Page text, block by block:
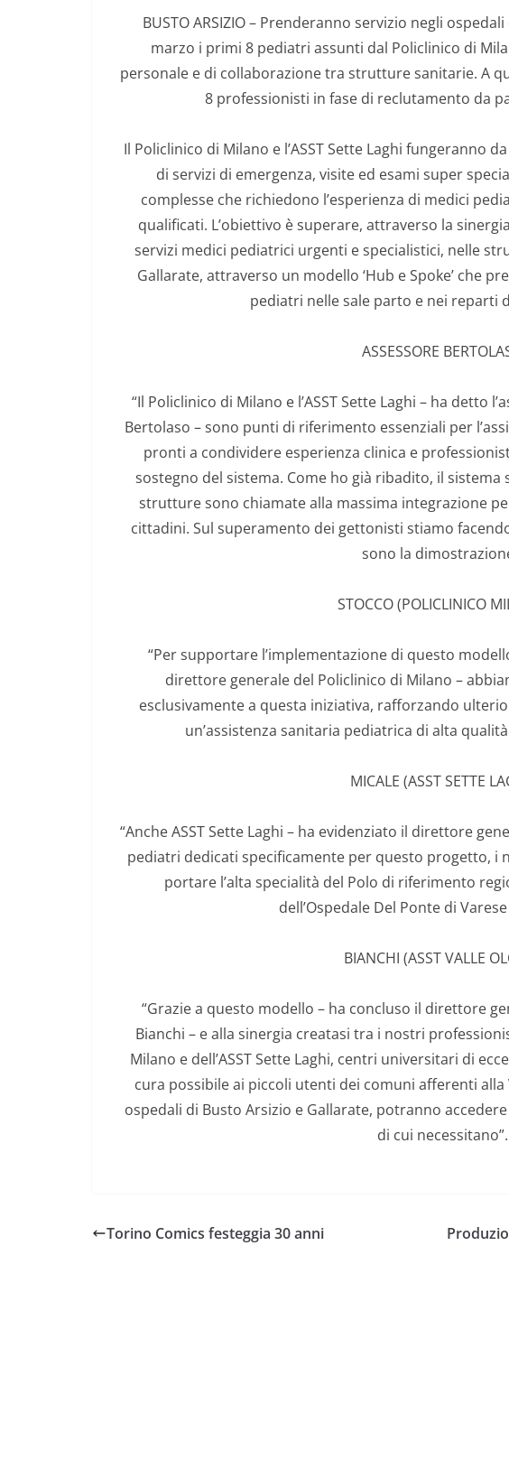
BUSTO ARSIZIO – Prenderanno servizio negli
marzo i primi 8 pediatri assunti dal Policlinico di
personale e di collaborazione tra strutture sanitarie. A
8 professionisti in fase di reclutamento da
Il Policlinico di Milano e l’ASST Sette Laghi fungeranno
di servizi di emergenza, visite ed esami super
complesse che richiedono l’esperienza di medici
qualificati. L’obiettivo è superare, attraverso la
servizi medici pediatrici urgenti e specialistici, nelle
Gallarate, attraverso un modello ‘Hub e Spoke’ che
pediatri nelle sale parto e nei reparti
ASSESSORE
“Il Policlinico di Milano e l’ASST Sette Laghi – ha detto
Bertolaso – sono punti di riferimento essenziali per
pronti a condividere esperienza clinica e
sostegno del sistema. Come ho già ribadito, il
strutture sono chiamate alla massima integrazione
cittadini. Sul superamento dei gettonisti stiamo
sono la
STOCCO (POLICLINICO
“Per supportare l’implementazione di questo
direttore generale del Policlinico di Milano –
esclusivamente a questa iniziativa, rafforzando
un’assistenza sanitaria pediatrica di alta
MICALE (ASST SETTE
“Anche ASST Sette Laghi – ha evidenziato il direttore
pediatri dedicati specificamente per questo progetto,
portare l’alta specialità del Polo di riferimento
dell’Ospedale Del Ponte di
BIANCHI (ASST VALLE
“Grazie a questo modello – ha concluso il direttore
Bianchi – e alla sinergia creatasi tra i nostri
Milano e dell’ASST Sette Laghi, centri universitari di
cura possibile ai piccoli utenti dei comuni afferenti alla
ospedali di Busto Arsizio e Gallarate, potranno
di cui necessitano”.
Torino Comics festeggia 30 anni